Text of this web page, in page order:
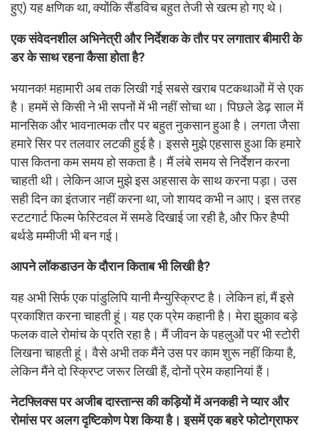
हुए) यह क्षणिक था, क्योंकि सैंडविच बहुत तेजी से खत्म हो गए थे।
एक संवेदनशील अभिनेत्री और निर्देशक के तौर पर लगातार बीमारी के
डर के साथ रहना कैसा होता है?
भयानक! महामारी अब तक लिखी गई सबसे खराब पटकथाओं में से एक
है। हममें से किसी ने भी सपनों में भी नहीं सोचा था। पिछले डेढ़ साल में
मानसिक और भावनात्मक तौर पर बहुत नुकसान हुआ है। लगता जैसा
हमारे सिर पर तलवार लटकी हुई है। इससे मुझे एहसास हुआ कि हमारे
पास कितना कम समय हो सकता है। मैं लंबे समय से निर्देशन करना
चाहती थी। लेकिन आज मुझे इस अहसास के साथ करना पड़ा। उस
सही दिन का इंतजार नहीं करना था, जो शायद कभी न आए। इस तरह
स्टटगार्ट फिल्म फेस्टिवल में समडे दिखाई जा रही है, और फिर हैप्पी
बर्थडे मम्मीजी भी बन गई।
आपने लॉकडाउन के दौरान किताब भी लिखी है?
यह अभी सिर्फ एक पांडुलिपि यानी मैन्युस्क्रिप्ट है। लेकिन हां, मैं इसे
प्रकाशित करना चाहती हूं। यह एक प्रेम कहानी है। मेरा झुकाव बड़े
फलक वाले रोमांच के प्रति रहा है। मैं जीवन के पहलुओं पर भी स्टोरी
लिखना चाहती हूं। वैसे अभी तक मैंने उस पर काम शुरू नहीं किया है,
लेकिन मैंने दो स्क्रिप्ट जरूर लिखी हैं, दोनों प्रेम कहानियां हैं।
नेटफ्लिक्स पर अजीब दास्तान्स की कड़ियों में अनकही ने प्यार और
रोमांस पर अलग दृष्टिकोण पेश किया है। इसमें एक बहरे फोटोग्राफर